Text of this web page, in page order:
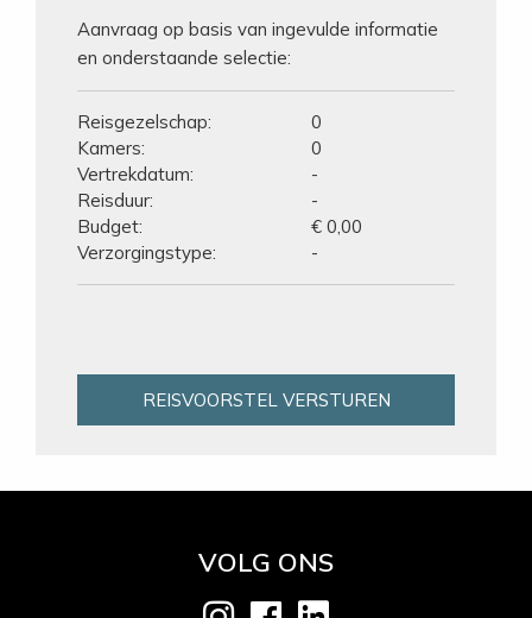
Aanvraag op basis van ingevulde informatie
en onderstaande selectie:
Reisgezelschap:
0
Kamers:
0
Vertrekdatum:
-
Reisduur:
-
Budget:
€ 0,00
Verzorgingstype:
-
REISVOORSTEL VERSTUREN
VOLG ONS